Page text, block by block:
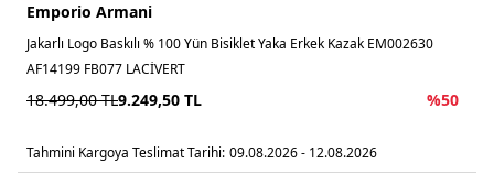
Emporio Armani
Jakarlı Logo Baskılı % 100 Yün Bisiklet Yaka Erkek Kazak EM002630
AF14199 FB077 LACİVERT
18.499,00TL9.249,50 TL %50
Tahmini Kargoya Teslimat Tarihi: 09.08.2026 - 12.08.2026